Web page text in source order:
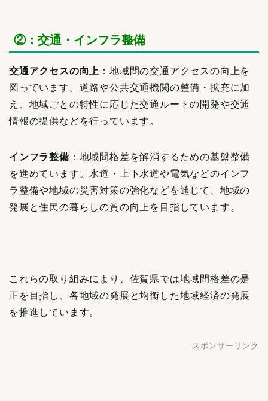
②：交通・インフラ整備
交通アクセスの向上 ：地域間の交通アクセスの向上を
図っています。道路や公共交通機関の整備・拡充に加
え、地域ごとの特性に応じた交通ルートの開発や交通
情報の提供などを行っています。
インフラ整備 ：地域間格差を解消するための基盤整備
を進めています。水道・上下水道や電気などのインフ
ラ整備や地域の災害対策の強化などを通じて、地域の
発展と住民の暮らしの質の向上を目指しています。
これらの取り組みにより、佐賀県では地域間格差の是
正を目指し、各地域の発展と均衡した地域経済の発展
を推進しています。
スポンサーリンク